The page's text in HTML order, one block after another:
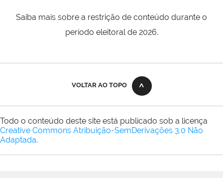
Saiba mais sobre a restrição de conteúdo durante o
período eleitoral de 2026.
VOLTAR AO TOPO
Todo o conteúdo deste site está publicado sob a licença
Creative Commons Atribuição-SemDerivações 3.0 Não
Adaptada.